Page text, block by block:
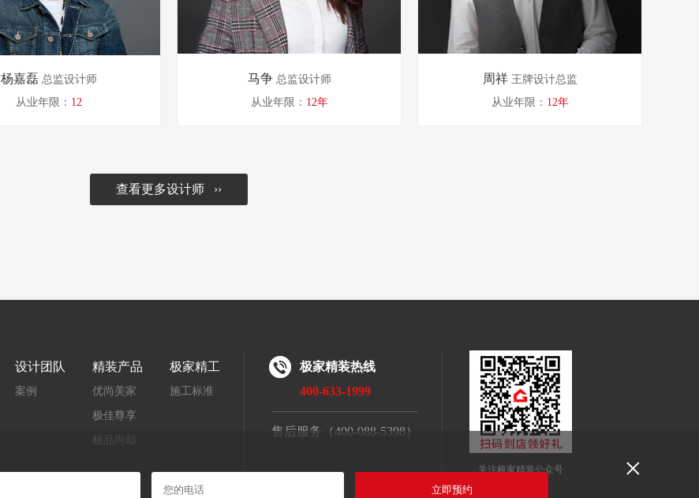
立即预约
×
杨嘉磊 总监设计师
从业年限： 12
马争 总监设计师
从业年限： 12年
周祥 王牌设计总监
从业年限： 12年
查看更多设计师 ››
设计团队
案例
精装产品
优尚美家
极佳尊享
极品尚邸
极家精工
施工标准
极家精装热线
400-633-1999
售后服务（400-088-5398）
关注极家精装公众号